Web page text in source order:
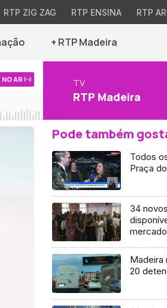
RTP ZIG ZAG RTP ENSINA RTP
+ RTP Madeira
NO AR TV
RTP Madeira
Pode também
Todos
Praça
34
Madeira
20